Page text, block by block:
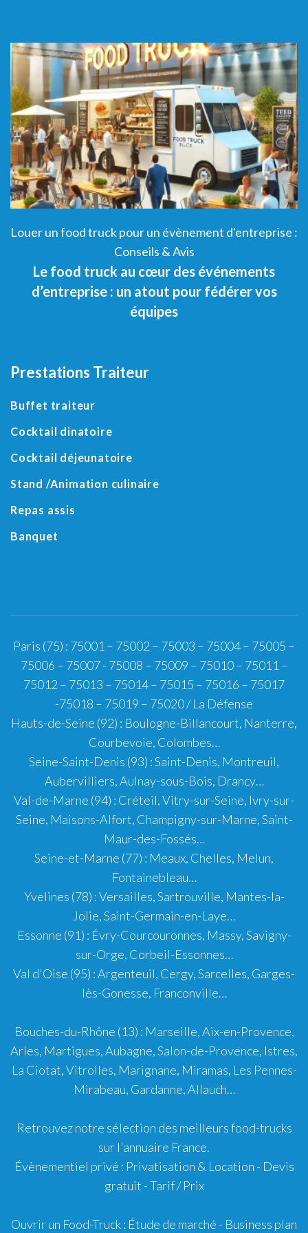
Louer un food truck pour un évènement d'entreprise :
Conseils & Avis
Le food truck au cœur des événements
d’entreprise : un atout pour fédérer vos
équipes
Prestations Traiteur
Buffet traiteur
Cocktail dinatoire
Cocktail déjeunatoire
Stand /Animation culinaire
Repas assis
Banquet
Paris (75) : 75001 – 75002 – 75003 – 75004– 75005 –
75006 – 75007- 75008 – 75009 – 75010– 75011 –
75012 – 75013 – 75014– 75015 – 75016 – 75017
-75018 – 75019 – 75020/La Défense
Hauts-de-Seine (92) : Boulogne-Billancourt, Nanterre,
Courbevoie, Colombes…
Seine-Saint-Denis (93) :Saint-Denis, Montreuil,
Aubervilliers,Aulnay-sous-Bois, Drancy…
Val-de-Marne (94) : Créteil,Vitry-sur-Seine, Ivry-sur-
Seine, Maisons-Alfort, Champigny-sur-Marne,Saint-
Maur-des-Fossés…
Seine-et-Marne (77) : Meaux, Chelles, Melun,
Fontainebleau…
Yvelines (78) :Versailles,Sartrouville, Mantes-la-
Jolie,Saint-Germain-en-Laye…
Essonne (91) : Évry-Courcouronnes, Massy,Savigny-
sur-Orge, Corbeil-Essonnes…
Val d'Oise (95) :Argenteuil, Cergy,Sarcelles, Garges-
lès-Gonesse, Franconville…
Bouches-du-Rhône (13) : Marseille,Aix-en-Provence,
Arles, Martigues,Aubagne,Salon-de-Provence, Istres,
La Ciotat,Vitrolles, Marignane, Miramas, Les Pennes-
Mirabeau, Gardanne,Allauch…
Retrouvez notre sélection des meilleurs food-trucks
sur l'annuaire France.
Évènementiel privé : Privatisation & Location - Devis
gratuit - Tarif / Prix
Ouvrir un Food-Truck: Étude de marché - Business plan